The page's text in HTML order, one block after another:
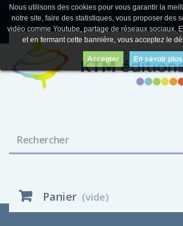
Panier (vide)
Nous utilisons des cookies pour vous garantir la
notre site, faire des statistiques, vous proposer des
vidéo comme Youtube, partage de réseaux sociaux.
et en fermant cette bannière, vous acceptez le
Accepter En savoir plus